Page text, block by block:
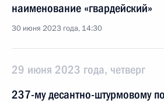
наименование «гвардейский»
30 июня 2023 года, 14:30
29 июня 2023 года, четверг
237-му десантно-штурмовому